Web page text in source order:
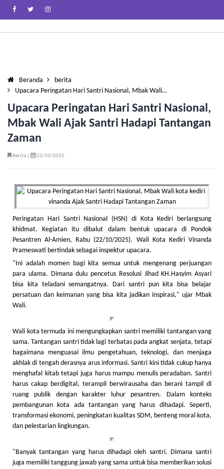
Beranda
berita
Upacara Peringatan Hari Santri Nasional, Mbak Wali…
Upacara Peringatan Hari Santri Nasional,
Mbak Wali Ajak Santri Hadapi Tantangan
Zaman
Berita | 22/10/2025
Peringatan Hari Santri Nasional (HSN) di Kota Kediri berlangsung
khidmat. Kegiatan itu dibalut dalam bentuk upacara di Pondok
Pesantren Al-Amien, Rabu (22/10/2025). Wali Kota Kediri Vinanda
Prameswati bertindak sebagai inspektur upacara.
"Ini adalah momen bagi kita semua untuk mengenang perjuangan
para ulama. Dimana dulu pencetus Resolusi Jihad KH.Hasyim Asyari
bisa kita teladani semangatnya. Dari santri pun kita bisa belajar
persatuan dan keimanan yang bisa kita jadikan inspirasi," ujar Mbak
Wali.
Wali kota termuda ini mengungkapkan santri memiliki tantangan yang
sama. Tantangan santri tidak lagi terbatas pada angkat senjata, tetapi
bagaimana menguasai ilmu pengetahuan, teknologi, dan menjaga
akhlak di tengah derasnya arus informasi. Santri kini tidak cukup hanya
menghafal kitab tetapi juga harus mampu menulis peradaban. Santri
harus cakap berdigital, terampil berwirausaha dan berani tampil di
ruang publik dengan karakter luhur pesantren. Dalam konteks
pembangunan kota ada tantangan yang harus dihadapi. Seperti,
transformasi ekonomi, peningkatan kualitas SDM, benteng moral kota,
dan pelestarian lingkungan.
"Banyak tantangan yang harus dihadapi oleh santri. Dimana santri
juga memiliki tanggung jawab yang sama untuk bisa memberikan solusi